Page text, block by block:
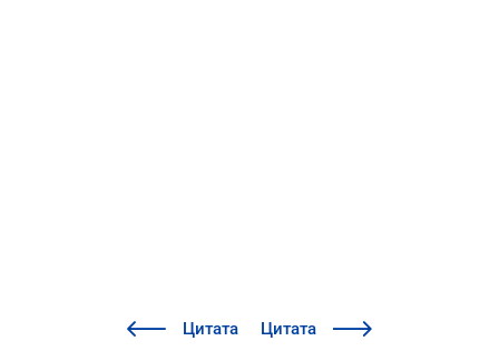
Цитата Цитата